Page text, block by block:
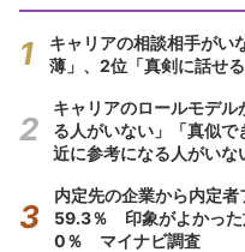
キャリアの相談相手が
薄」、2位「真剣に話せ
キャリアのロールモデ
る人がいない」「真似
近に参考になる人がいな
内定先の企業から内定
59.3％ 印象がよかった
0％ マイナビ調査